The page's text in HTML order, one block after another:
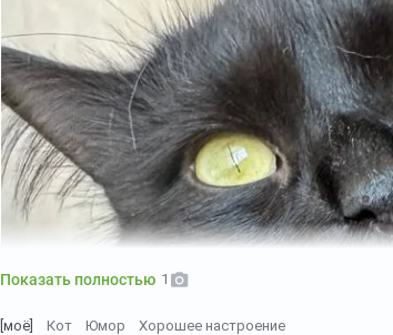
Показать полностью 1
[моё] Кот Юмор Хорошее настроение